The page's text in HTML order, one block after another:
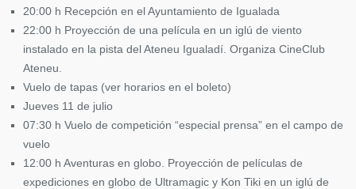
20:00 h Recepción en el Ayuntamiento de Igualada
22:00 h Proyección de una película en un iglú de viento
instalado en la pista del Ateneu Igualadí. Organiza CineClub
Ateneu.
Vuelo de tapas (ver horarios en el boleto)
Jueves 11 de julio
07:30 h Vuelo de competición “especial prensa” en el campo de
vuelo
12:00 h Aventuras en globo. Proyección de películas de
expediciones en globo de Ultramagic y Kon Tiki en un iglú de